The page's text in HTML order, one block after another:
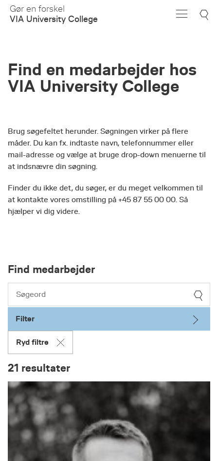
Skip
Main
Gør en forskel
VIA University College
Find en medarbejder hos
VIA University College
Brug søgefeltet herunder. Søgningen virker på flere
måder. Du kan fx. indtaste navn, telefonnummer eller
mail-adresse og vælge at bruge drop-down menuerne til
at indsnævre din søgning.
Finder du ikke det, du søger, er du meget velkommen til
at kontakte vores omstilling på +45 87 55 00 00. Så
hjælper vi dig videre.
Find medarbejder
Filter
Ryd filtre
21 resultater